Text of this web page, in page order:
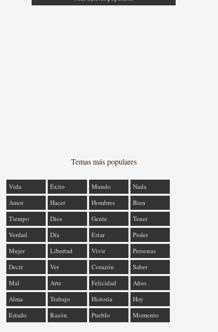
Temas más populares
Vida Éxito Mundo
Nada
Amor
Hacer Hombres
Bien
Tiempo
Dios Gente
Tener
Verdad
Día Estar
Poder
Mujer
Libertad Vivir
Personas
Decir
Ver Corazón
Saber
Mal
Arte Felicidad
Años
Alma
Trabajo Historia
Hoy
Estado
Razón Pueblo Momento